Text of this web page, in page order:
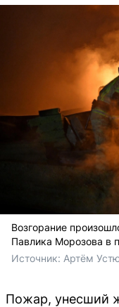
Возгорание
Павлика Морозова в
Источник: Артём
Пожар, унесший